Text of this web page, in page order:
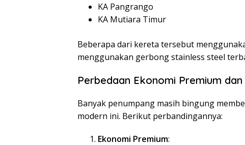
KA Pangrango
KA Mutiara Timur
Beberapa dari kereta tersebut
menggunakan gerbong stainless steel
Perbedaan Ekonomi Premium
Banyak penumpang masih bingung
modern ini. Berikut perbandingannya:
Ekonomi Premium: